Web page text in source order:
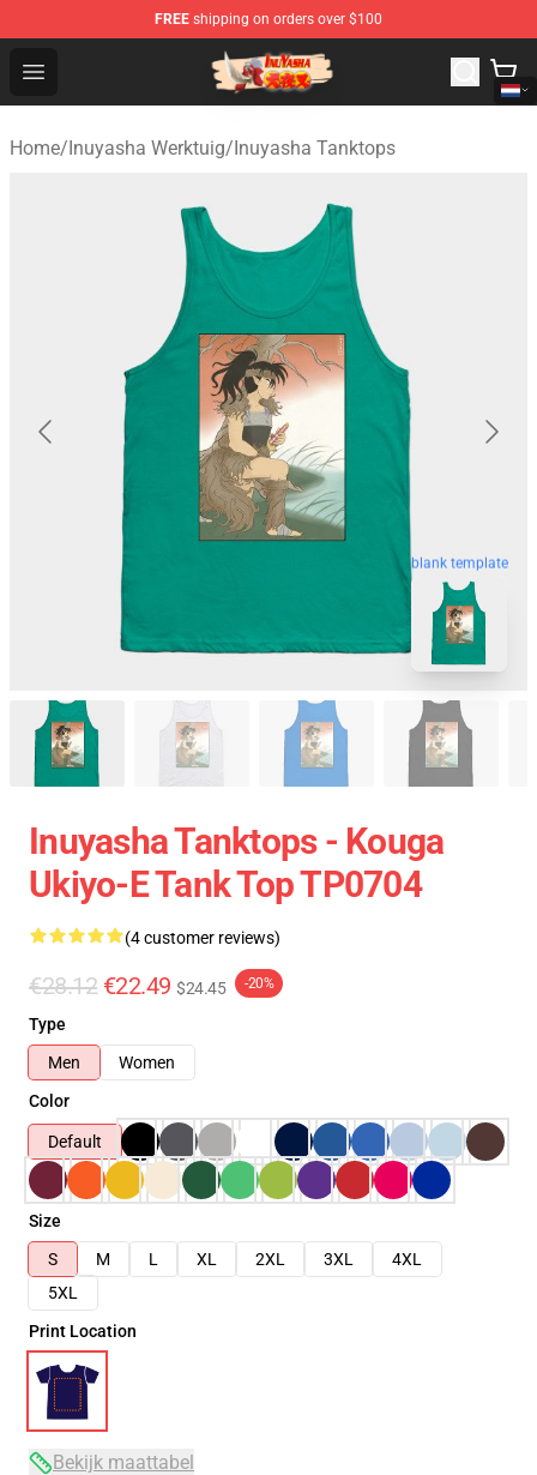
FREE shipping on orders over $100
Open menu
Inuyasha Store - Official Inuyasha Merchandise Shop
Home/Inuyasha Werktuig/Inuyasha Tanktops
blank template
Inuyasha Tanktops - Kouga
Ukiyo-E Tank Top TP0704
(4 customer reviews)
€28.12 €22.49 $24.45 -20%
Type
Men
Women
Color
Default
Size
S
M L XL 2XL 3XL
4XL
5XL
Print Location
Bekijk maattabel